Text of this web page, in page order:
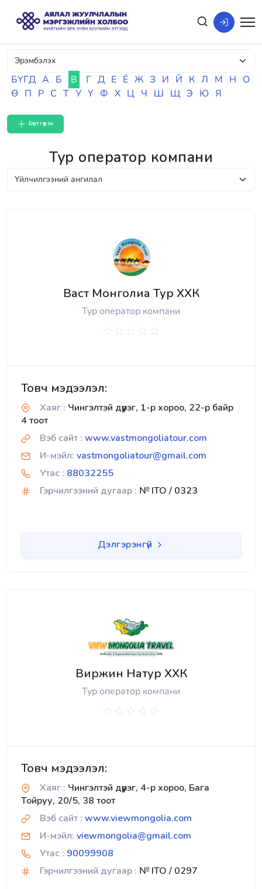
БҮГД А Б В Г Д Е Ё Ж З И Й К Л М Н О
Ө П Р С Т У Ү Ф Х Ц Ч Ш Щ Э Ю Я
Бүртгүүлэх
Тур оператор компани
Васт Монголиа Тур ХХК
Тур оператор компани
Товч мэдээлэл:
Хаяг : Чингэлтэй дүүрэг, 1-р хороо, 22-р байр
4 тоот
Вэб сайт : www.vastmongoliatour.com
И-мэйл: vastmongoliatour@gmail.com
Утас : 88032255
Гэрчилгээний дугаар : № ITO / 0323
Дэлгэрэнгүй
Виржин Натур ХХК
Тур оператор компани
Товч мэдээлэл:
Хаяг : Чингэлтэй дүүрэг, 4-р хороо, Бага
Тойруу, 20/5, 38 тоот
Вэб сайт : www.viewmongolia.com
И-мэйл: viewmongolia@gmail.com
Утас : 90099908
Гэрчилгээний дугаар : № ITO / 0297